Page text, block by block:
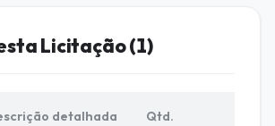
Licitação (1)
detalhada Qtd.